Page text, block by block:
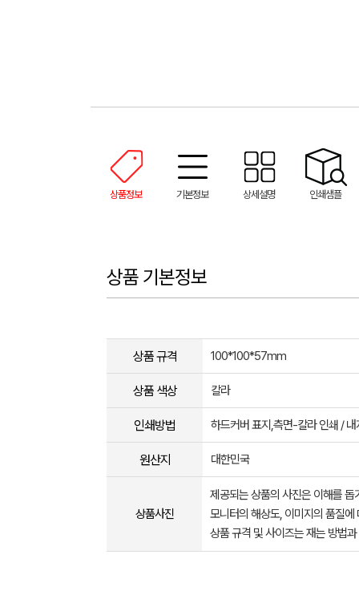
상품정보 기본정보 상세설명 인쇄샘플
상품 기본정보
상품 규격 100*100*57mm
상품 색상 칼라
인쇄방법 하드커버 표지,측면-칼라 인쇄 /
원산지 대한민국
상품사진
제공되는 상품의 사진은 이해를
모니터의 해상도, 이미지의 품질
상품 규격 및 사이즈는 재는 방법